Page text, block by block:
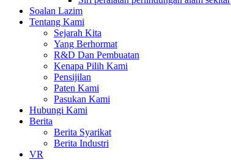
Soalan Lazim
Tentang Kami
Sejarah Kita
Yang Berhormat
R&D Dan Pembuatan
Kenapa Pilih Kami
Pensijilan
Paten Kami
Pasukan Kami
Hubungi Kami
Berita
Berita Syarikat
Berita Industri
VR